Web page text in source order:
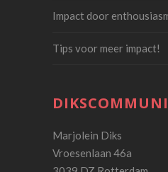
Impact door
Tips voor meer impact!
Marjolein Diks
Vroesenlaan 46a